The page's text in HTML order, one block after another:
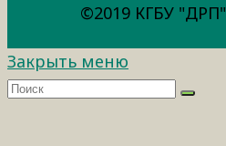
©2019 КГБУ "ДРП"
Закрыть меню